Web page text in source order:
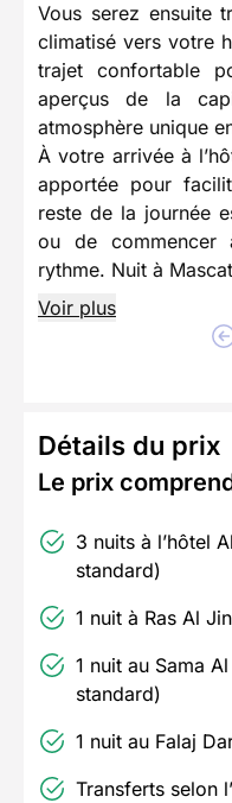
Vous serez ensuite
climatisé vers votre
trajet confortable
aperçus de la
atmosphère unique
À votre arrivée à
apportée pour
reste de la journée
ou de
rythme. Nuit à
Voir plus
Détails du prix
Le prix
3 nuits à l’hôtel
standard)
1 nuit à Ras Al
1 nuit au Sama
standard)
1 nuit au Falaj
Transferts selon